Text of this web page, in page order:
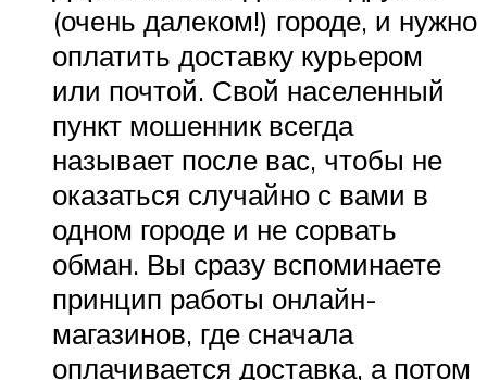
(очень далеком!) городе, и нужно
оплатить доставку курьером
или почтой. Свой населенный
пункт мошенник всегда
называет после вас, чтобы не
оказаться случайно с вами в
одном городе и не сорвать
обман. Вы сразу вспоминаете
принцип работы онлайн-
магазинов, где сначала
оплачивается доставка, а потом